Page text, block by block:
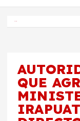
n El
QUE